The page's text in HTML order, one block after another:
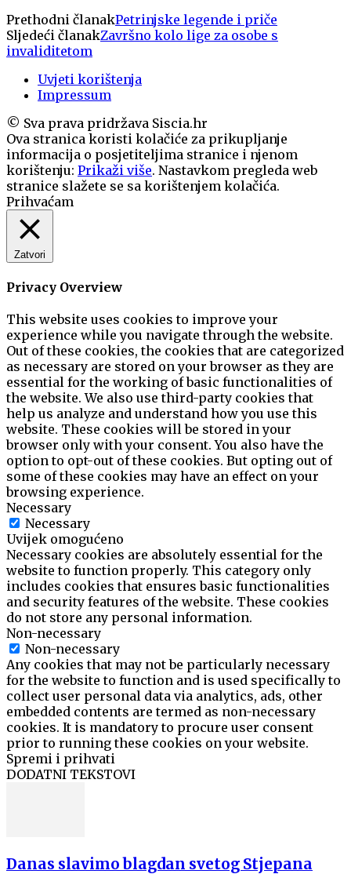
Prethodni članakPetrinjske legende i priče
Sljedeći članakZavršno kolo lige za osobe s
invaliditetom
Uvjeti korištenja
Impressum
© Sva prava pridržava Siscia.hr
Ova stranica koristi kolačiće za prikupljanje
informacija o posjetiteljima stranice i njenom
korištenju: Prikaži više. Nastavkom pregleda web
stranice slažete se sa korištenjem kolačića.
Prihvaćam
Zatvori
Privacy Overview
This website uses cookies to improve your
experience while you navigate through the website.
Out of these cookies, the cookies that are categorized
as necessary are stored on your browser as they are
essential for the working of basic functionalities of
the website. We also use third-party cookies that
help us analyze and understand how you use this
website. These cookies will be stored in your
browser only with your consent. You also have the
option to opt-out of these cookies. But opting out of
some of these cookies may have an effect on your
browsing experience.
Necessary
Necessary
Uvijek omogućeno
Necessary cookies are absolutely essential for the
website to function properly. This category only
includes cookies that ensures basic functionalities
and security features of the website. These cookies
do not store any personal information.
Non-necessary
Non-necessary
Any cookies that may not be particularly necessary
for the website to function and is used specifically to
collect user personal data via analytics, ads, other
embedded contents are termed as non-necessary
cookies. It is mandatory to procure user consent
prior to running these cookies on your website.
Spremi i prihvati
DODATNI TEKSTOVI
Danas slavimo blagdan svetog Stjepana